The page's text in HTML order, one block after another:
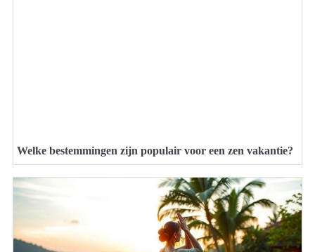
Welke bestemmingen zijn populair voor een zen vakantie?